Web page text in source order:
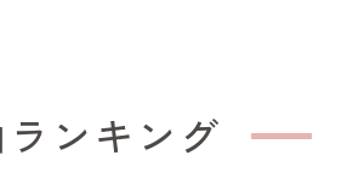
ンキング